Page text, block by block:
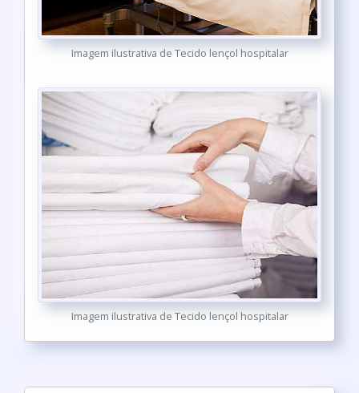
Imagem ilustrativa de Tecido lençol hospitalar
Imagem ilustrativa de Tecido lençol hospitalar